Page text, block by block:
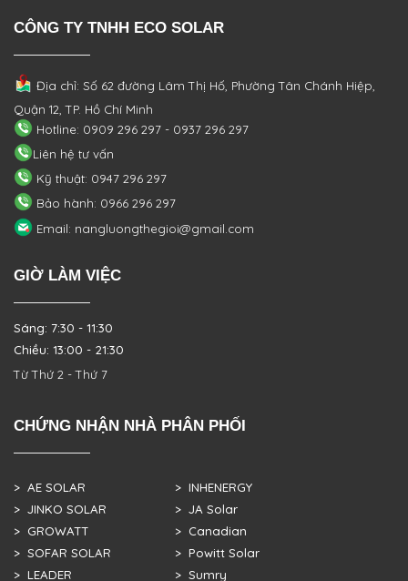
CÔNG TY TNHH ECO SOLAR
Địa chỉ: Số 62 đường Lâm Thị Hố, PhườngTân Chánh Hiệp,
Quận 12, TP. Hồ Chí Minh
Hotline: 0909 296 297 - 0937 296 297
Liên hệ tư vấn
Kỹ thuật: 0947 296 297
Bảo hành: 0966 296 297
Email: nangluongthegioi@gmail.com
GIỜ LÀM VIỆC
Sáng: 7:30 - 11:30
Chiều: 13:00 - 21:30
Từ Thứ 2 - Thứ 7
CHỨNG NHẬN NHÀ PHÂN PHỐI
> AE SOLAR
> JINKO SOLAR
> GROWATT
> SOFAR SOLAR
> LEADER
> INHENERGY
> JA Solar
> Canadian
> Powitt Solar
> Sumry